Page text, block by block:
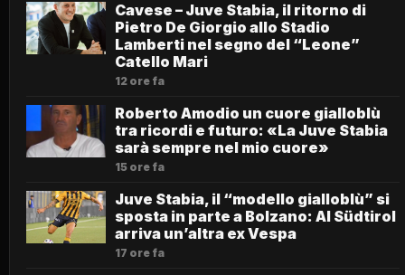
Cavese – Juve Stabia, il ritorno di
Pietro De Giorgio allo Stadio
Lamberti nel segno del “Leone”
Catello Mari
12 ore fa
Roberto Amodio un cuore gialloblù
tra ricordi e futuro: «La Juve Stabia
sarà sempre nel mio cuore»
15 ore fa
Juve Stabia, il “modello gialloblù” si
sposta in parte a Bolzano: Al Südtirol
arriva un’altra ex Vespa
17 ore fa